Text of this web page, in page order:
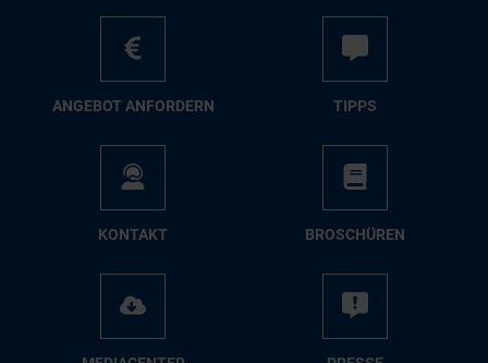
AN­GE­BOT AN­FOR­DERN TIPPS
KON­TAKT BRO­SCHÜ­REN